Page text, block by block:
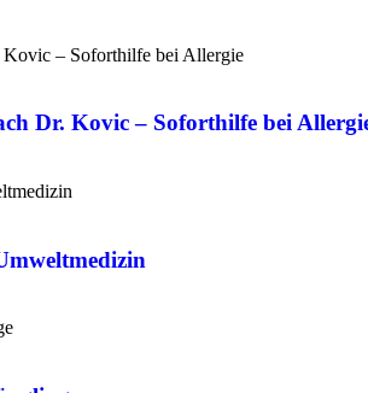
Dr. Kovic – Soforthilfe bei